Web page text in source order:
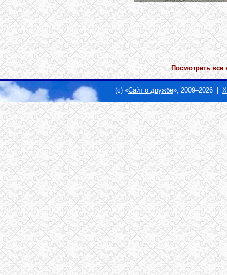
Посмотреть все
(c) «Сайт о дружбе», 2009–2026 |